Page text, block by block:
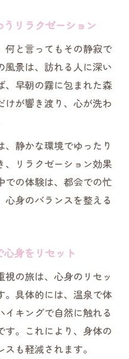
リラクゼーション
何と言ってもその静寂で
風景は、訪れる人に深い
、早朝の霧に包まれた森
けが響き渡り、心が洗わ
静かな環境でゆったり
、リラクゼーション効果
での体験は、都会での忙
心身のバランスを整える
身をリセット
の旅は、心身のリセッ
。具体的には、温泉で体
イキングで自然に触れる
す。これにより、身体の
も軽減されます。